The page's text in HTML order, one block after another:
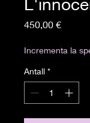
450,00 €Pris
Incrementa la
Antall *